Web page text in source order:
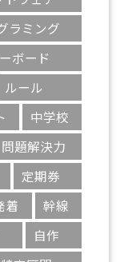
ラミング
ボード
ルール
中学校
問題解決力
定期券
着
幹線
自作